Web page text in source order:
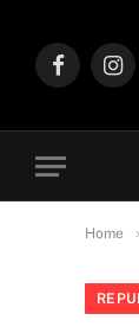
Facebook
Home